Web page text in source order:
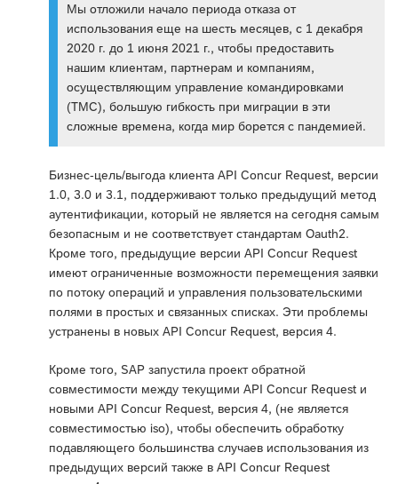
Мы отложили начало периода отказа от
использования еще на шесть месяцев, с 1 декабря
2020 г. до 1 июня 2021 г., чтобы предоставить
нашим клиентам, партнерам и компаниям,
осуществляющим управление командировками
(TMC), большую гибкость при миграции в эти
сложные времена, когда мир борется с пандемией.
Бизнес-цель/выгода клиента API Concur Request, версии
1.0, 3.0 и 3.1, поддерживают только предыдущий метод
аутентификации, который не является на сегодня самым
безопасным и не соответствует стандартам Oauth2.
Кроме того, предыдущие версии API Concur Request
имеют ограниченные возможности перемещения заявки
по потоку операций и управления пользовательскими
полями в простых и связанных списках. Эти проблемы
устранены в новых API Concur Request, версия 4.
Кроме того, SAP запустила проект обратной
совместимости между текущими API Concur Request и
новыми API Concur Request, версия 4, (не является
совместимостью iso), чтобы обеспечить обработку
подавляющего большинства случаев использования из
предыдущих версий также в API Concur Request